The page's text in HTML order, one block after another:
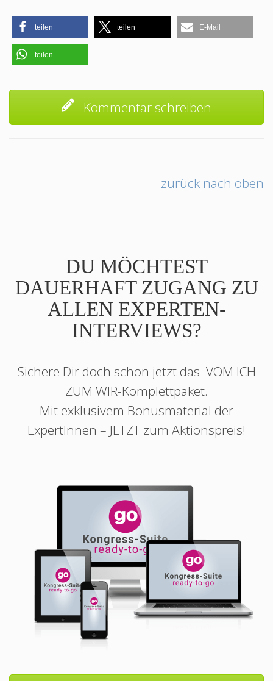
teilen teilen E-Mail
teilen
Kommentar schreiben
zurück nach oben
DU MÖCHTEST
DAUERHAFT ZUGANG ZU
ALLEN EXPERTEN-
INTERVIEWS?
Sichere Dir doch schon jetzt das VOM ICH
ZUM WIR-Komplettpaket.
Mit exklusivem Bonusmaterial der
ExpertInnen – JETZT zum Aktionspreis!